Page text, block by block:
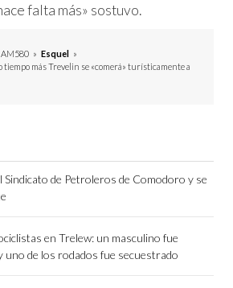
falta más» sostuvo.
AM580 » Esquel »
tiempo más Trevelin se «comerá» turísticamente a
de Petroleros de Comodoro y se
en Trelew: un masculino fue
uno de los rodados fue secuestrado